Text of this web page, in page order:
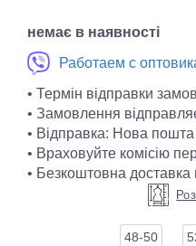
немає в наявності
Работаем с
• Термін відправки
• Замовлення
• Відправка: Нова
• Враховуйте комісію
• Безкоштовна доставка
48-50